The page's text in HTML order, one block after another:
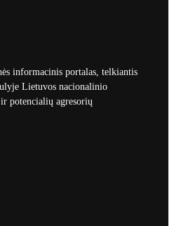
informacinis portalas, telkiantis
Lietuvos nacionalinio
potencialių agresorių